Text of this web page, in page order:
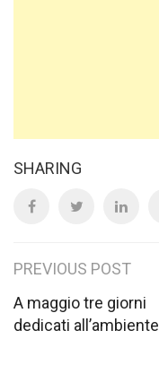
SHARING
Post
navigation
PREVIOUS POST
A maggio tre giorni
dedicati all’ambiente